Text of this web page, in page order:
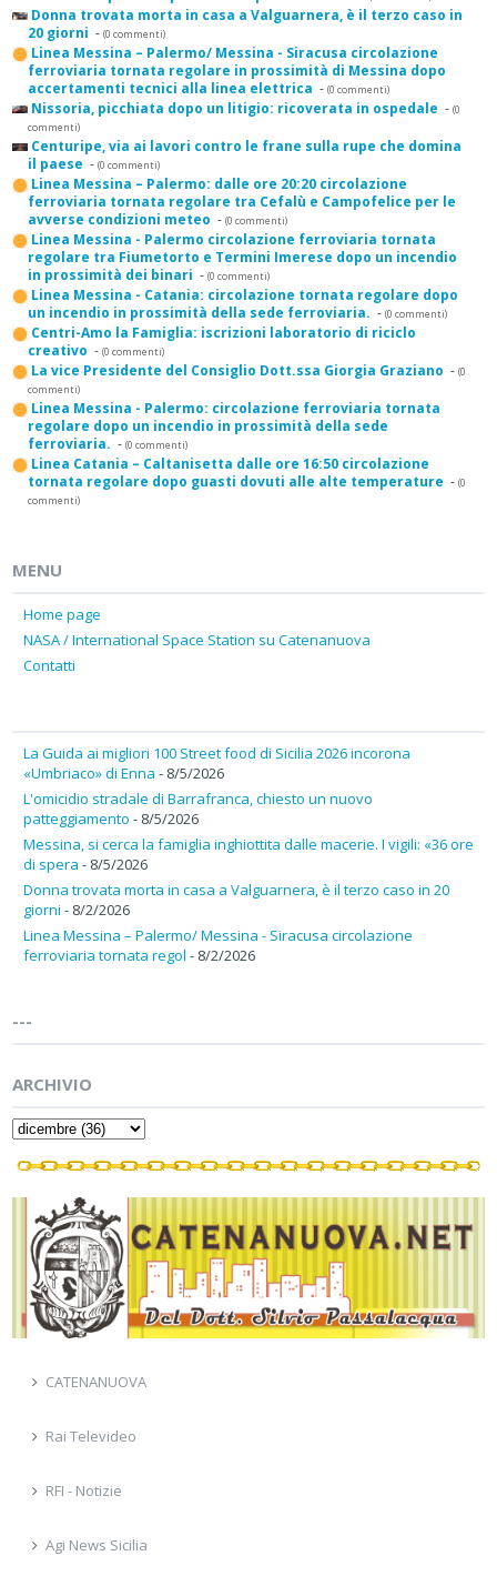
Donna trovata morta in casa a Valguarnera, è il terzo caso in
20 giorni - (0 commenti)
Linea Messina – Palermo/ Messina - Siracusa circolazione
ferroviaria tornata regolare in prossimità di Messina dopo
accertamenti tecnici alla linea elettrica - (0 commenti)
Nissoria, picchiata dopo un litigio: ricoverata in ospedale - (0
commenti)
Centuripe, via ai lavori contro le frane sulla rupe che domina
il paese - (0 commenti)
Linea Messina – Palermo: dalle ore 20:20 circolazione
ferroviaria tornata regolare tra Cefalù e Campofelice per le
avverse condizioni meteo - (0 commenti)
Linea Messina - Palermo circolazione ferroviaria tornata
regolare tra Fiumetorto e Termini Imerese dopo un incendio
in prossimità dei binari - (0 commenti)
Linea Messina - Catania: circolazione tornata regolare dopo
un incendio in prossimità della sede ferroviaria. - (0 commenti)
Centri-Amo la Famiglia: iscrizioni laboratorio di riciclo
creativo - (0 commenti)
La vice Presidente del Consiglio Dott.ssa Giorgia Graziano - (0
commenti)
Linea Messina - Palermo: circolazione ferroviaria tornata
regolare dopo un incendio in prossimità della sede
ferroviaria. - (0 commenti)
Linea Catania – Caltanisetta dalle ore 16:50 circolazione
tornata regolare dopo guasti dovuti alle alte temperature - (0
commenti)
MENU
Home page
NASA / International Space Station su Catenanuova
Contatti
La Guida ai migliori 100 Street food di Sicilia 2026 incorona
«Umbriaco» di Enna - 8/5/2026
L'omicidio stradale di Barrafranca, chiesto un nuovo
patteggiamento - 8/5/2026
Messina, si cerca la famiglia inghiottita dalle macerie. I vigili: «36 ore
di spera - 8/5/2026
Donna trovata morta in casa a Valguarnera, è il terzo caso in 20
giorni - 8/2/2026
Linea Messina – Palermo/ Messina - Siracusa circolazione
ferroviaria tornata regol - 8/2/2026
---
ARCHIVIO
CATENANUOVA
Rai Televideo
RFI - Notizie
Agi News Sicilia